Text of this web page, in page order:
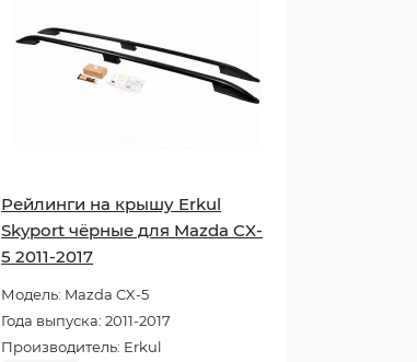
Рейлинги на крышу Erkul
Skyport чёрные для Mazda CX-
5 2011-2017
Модель: Mazda CX-5
Года выпуска: 2011-2017
Производитель: Erkul